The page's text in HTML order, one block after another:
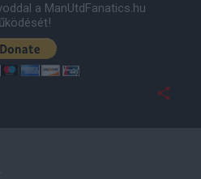
a ManUtdFanatics.hu